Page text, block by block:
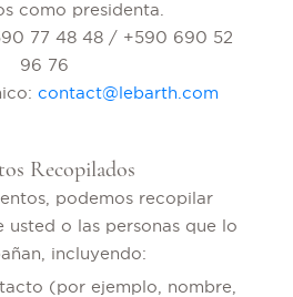
como presidenta.
77 48 48 / +590 690 52
96 76
contact@lebarth.com
Recopilados
podemos recopilar
usted o las personas que lo
incluyendo:
(por ejemplo, nombre,